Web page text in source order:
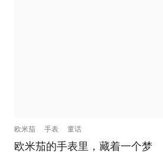
欧米茄 手表 童话
欧米茄的手表里，藏着一个梦